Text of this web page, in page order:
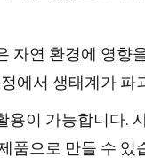
자연 환경에 영향
에서 생태계가 파
용이 가능합니다.
품으로 만들 수 있